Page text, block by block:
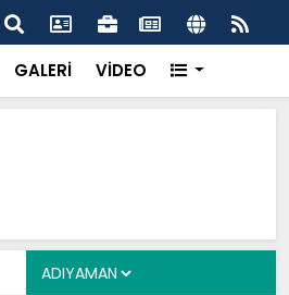
devrede: 101 yerleşim birimini
aşıldı
GALERİ VİDEO